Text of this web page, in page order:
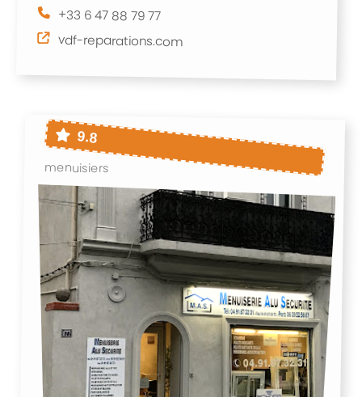
+33 6 47 88 79 77
vdf-reparations.com
9.8
menuisiers